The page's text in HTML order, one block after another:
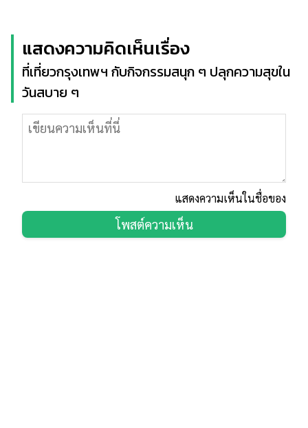
แสดงความคิดเห็นเรื่อง
ที่เที่ยวกรุงเทพฯ กับกิจกรรมสนุก ๆ ปลุกความสุขใน
วันสบาย ๆ
แสดงความเห็นในชื่อของ
โพสต์ความเห็น